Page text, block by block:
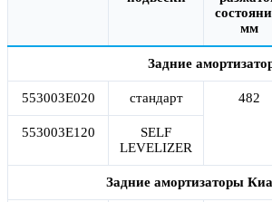
мм
Задние
553003E020 стандарт 482
553003E120
SELF
LEVELIZER
Задние амортизаторы